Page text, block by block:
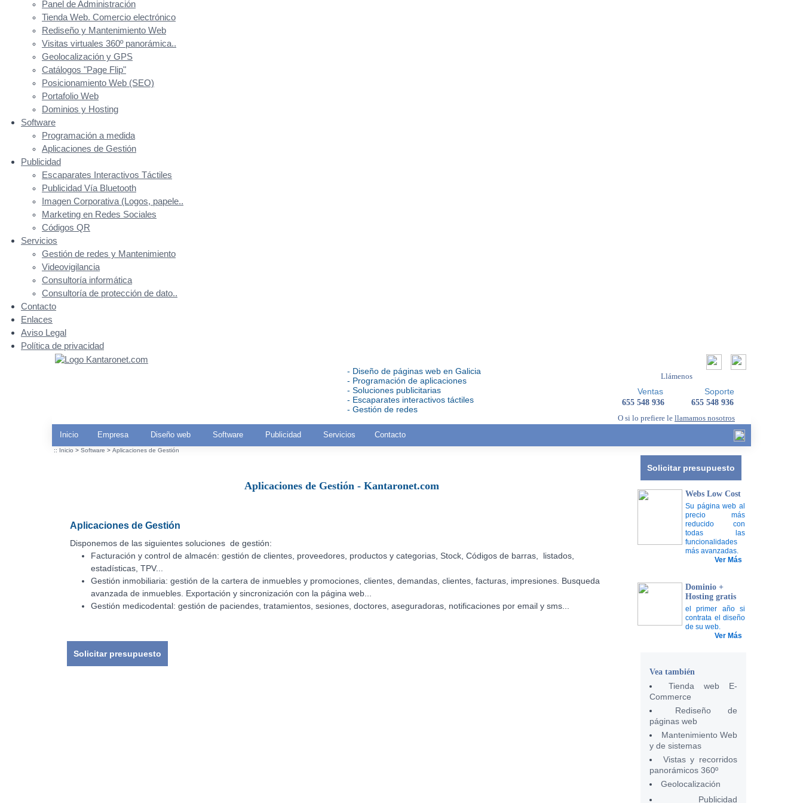
Panel de Administración
Tienda Web. Comercio electrónico
Rediseño y Mantenimiento Web
Visitas virtuales 360º panorámica..
Geolocalización y GPS
Catálogos "Page Flip"
Posicionamiento Web (SEO)
Portafolio Web
Dominios y Hosting
Software
Programación a medida
Aplicaciones de Gestión
Publicidad
Escaparates Interactivos Táctiles
Publicidad Vía Bluetooth
Imagen Corporativa (Logos, papele..
Marketing en Redes Sociales
Códigos QR
Servicios
Gestión de redes y Mantenimiento
Videovigilancia
Consultoría informática
Consultoría de protección de dato..
Contacto
Enlaces
Aviso Legal
Política de privacidad
- Diseño de páginas web en Galicia
- Programación de aplicaciones
- Soluciones publicitarias
- Escaparates interactivos táctiles
- Gestión de redes
Llámenos
Soporte
655 548 936
Ventas
655 548 936
O si lo prefiere le llamamos nosotros
Inicio
Empresa Diseño web Software Publicidad Servicios Contacto
Solicitar presupuesto
Webs Low Cost
Su página web al
precio más
reducido con
todas las
funcionalidades
más avanzadas.
Ver Más
Dominio +
Hosting gratis
el primer año si
contrata el diseño
de su web.
Ver Más
Vea también
Tienda web E-
Commerce
Rediseño de
páginas web
Mantenimiento Web
y de sistemas
Vistas y recorridos
panorámicos 360º
Geolocalización
Publicidad
:: Inicio > Software > Aplicaciones de Gestión
Aplicaciones de Gestión - Kantaronet.com
Aplicaciones de Gestión
Disponemos de las siguientes soluciones de gestión:
Facturación y control de almacén: gestión de clientes, proveedores, productos y categorias, Stock, Códigos de barras, listados,
estadísticas, TPV...
Gestión inmobiliaria: gestión de la cartera de inmuebles y promociones, clientes, demandas, clientes, facturas, impresiones. Busqueda
avanzada de inmuebles. Exportación y sincronización con la página web...
Gestión medicodental: gestión de paciendes, tratamientos, sesiones, doctores, aseguradoras, notificaciones por email y sms...
Solicitar presupuesto